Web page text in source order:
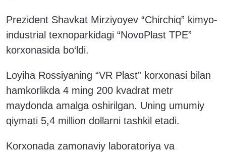
Prezident Shavkat Mirziyoyev “Chirchiq” kimyo-
industrial texnoparkidagi “NovoPlast TPE”
korxonasida bo‘ldi.
Loyiha Rossiyaning “VR Plast” korxonasi bilan
hamkorlikda 4 ming 200 kvadrat metr
maydonda amalga oshirilgan. Uning umumiy
qiymati 5,4 million dollarni tashkil etadi.
Korxonada zamonaviy laboratoriya va